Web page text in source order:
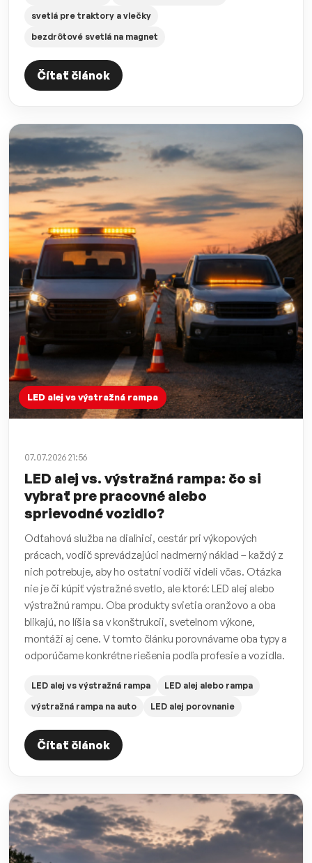
svetlá pre traktory a vlečky
bezdrôtové svetlá na magnet
Čítať článok
LED alej vs výstražná rampa
07.07.2026 21:56
LED alej vs. výstražná rampa: čo si
vybrať pre pracovné alebo
sprievodné vozidlo?
Odťahová služba na diaľnici, cestár pri výkopových
prácach, vodič sprevádzajúci nadmerný náklad – každý z
nich potrebuje, aby ho ostatní vodiči videli včas. Otázka
nie je či kúpiť výstražné svetlo, ale ktoré: LED alej alebo
výstražnú rampu. Oba produkty svietia oranžovo a oba
blikajú, no líšia sa v konštrukcii, svetelnom výkone,
montáži aj cene. V tomto článku porovnávame oba typy a
odporúčame konkrétne riešenia podľa profesie a vozidla.
LED alej vs výstražná rampa
LED alej alebo rampa
výstražná rampa na auto
LED alej porovnanie
Čítať článok